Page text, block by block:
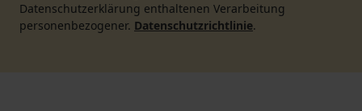
Datenschutzerklärung enthaltenen Verarbeitung
personenbezogener. Datenschutzrichtlinie.